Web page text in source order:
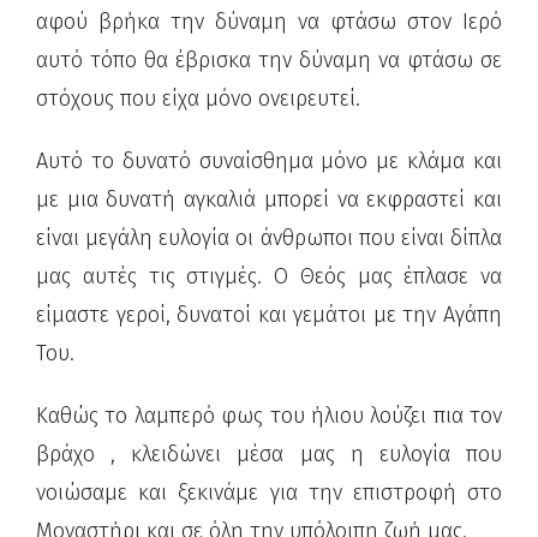
αφού βρήκα την δύναμη να φτάσω στον Ιερό
αυτό τόπο θα έβρισκα την δύναμη να φτάσω σε
στόχους που είχα μόνο ονειρευτεί.
Αυτό το δυνατό συναίσθημα μόνο με κλάμα και
με μια δυνατή αγκαλιά μπορεί να εκφραστεί και
είναι μεγάλη ευλογία οι άνθρωποι που είναι δίπλα
μας αυτές τις στιγμές. Ο Θεός μας έπλασε να
είμαστε γεροί, δυνατοί και γεμάτοι με την Αγάπη
Του.
Καθώς το λαμπερό φως του ήλιου λούζει πια τον
βράχο , κλειδώνει μέσα μας η ευλογία που
νοιώσαμε και ξεκινάμε για την επιστροφή στο
Μοναστήρι και σε όλη την υπόλοιπη ζωή μας.